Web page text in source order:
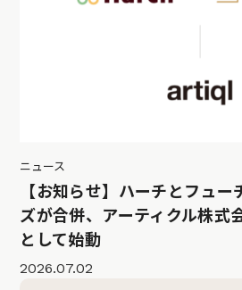
ニュース
【お知らせ】ハーチとフュ
ズが合併、アーティクル株式
として始動
2026.07.02